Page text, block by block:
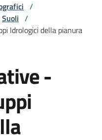
/
Suoli /
Idrologici della pianura
-